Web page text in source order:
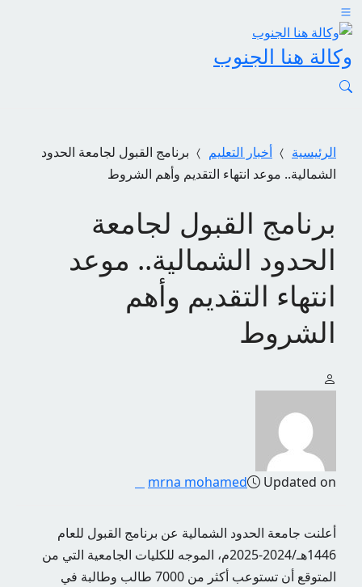
وكالة هنا الجنوب
الرئيسية أخبار التعليم
برنامج القبول لجامعة الحدود
الشمالية.. موعد انتهاء التقديم وأهم الشروط
برنامج القبول لجامعة
الحدود الشمالية.. موعد
انتهاء التقديم وأهم
الشروط
mrna mohamed Updated on
أعلنت جامعة الحدود الشمالية عن برنامج القبول للعام
1446هـ/2024-2025م، الموجه للكليات الجامعية التي من
المتوقع أن تستوعب أكثر من 7000 طالب وطالبة في